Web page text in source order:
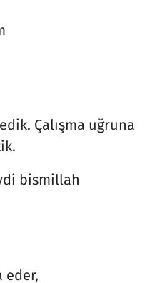
Çalışma uğruna
bismillah
eder,